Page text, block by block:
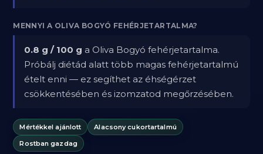
MENNYI A OLIVA BOGYÓ FEHÉRJETARTALMA?
0.8 g / 100 g a Oliva Bogyó fehérjetartalma.
Próbálj diétád alatt több magas fehérjetartalmú
ételt enni — ez segíthet az éhségérzet
csökkentésében és izomzatod megőrzésében.
Mértékkel ajánlott
Alacsony cukortartalmú
Rostban gazdag